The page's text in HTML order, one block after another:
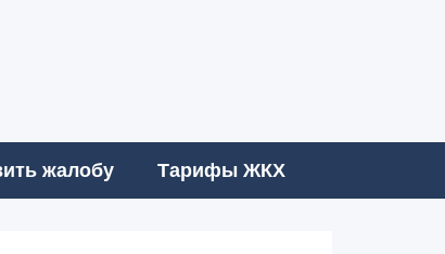
жалобу Тарифы ЖКХ